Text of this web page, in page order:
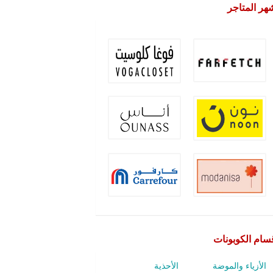
المتاجر
الكوبونات
الأزياء والموضة الأحذية